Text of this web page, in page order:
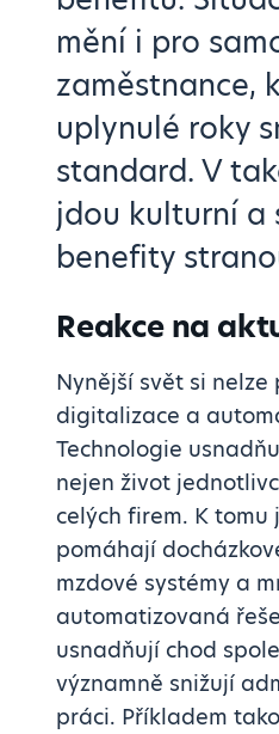
mění i pro
zaměstnance,
uplynulé roky
standard. V
jdou kulturní a
benefity
Reakce na
Nynější svět si
digitalizace a
Technologie
nejen život
celých firem. K tomu
pomáhají
mzdové systémy a
automatizovaná
usnadňují chod
významně snižují
práci. Příkladem